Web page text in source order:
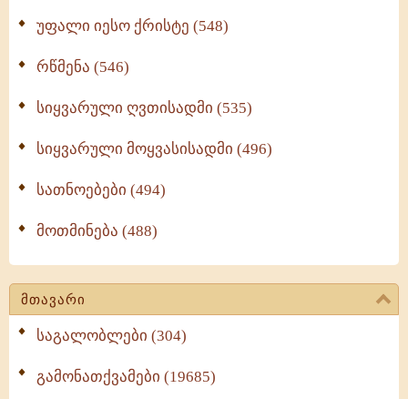
უფალი იესო ქრისტე (548)
რწმენა (546)
სიყვარული ღვთისადმი (535)
სიყვარული მოყვასისადმი (496)
სათნოებები (494)
მოთმინება (488)
მთავარი
საგალობლები (304)
გამონათქვამები (19685)